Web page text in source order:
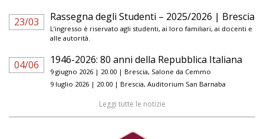
23/03 Rassegna degli Studenti – 2025/2026 | Brescia
L’ingresso è riservato agli studenti, ai loro familiari, ai docenti e
alle autorità.
04/06 1946-2026: 80 anni della Repubblica Italiana
9 giugno 2026 | 20.00 | Brescia, Salone da Cemmo
9 luglio 2026 | 20.00 | Brescia, Auditorium San Barnaba
Leggi tutte le notizie